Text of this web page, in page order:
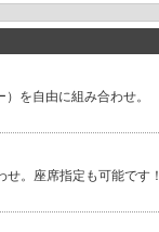
を自由に組み合わせ。
。座席指定も可能です！